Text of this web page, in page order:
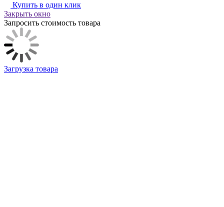
Купить в один клик
Закрыть окно
Запросить стоимость товара
Загрузка товара